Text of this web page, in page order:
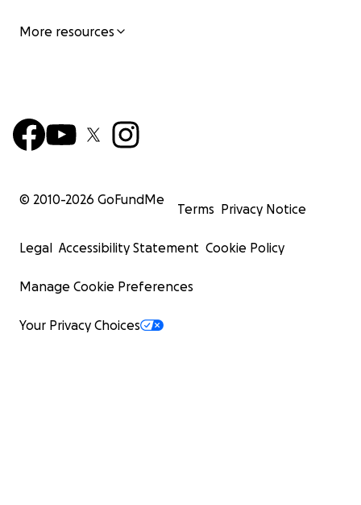
More resources
© 2010-2026 GoFundMe
Terms Privacy Notice
Legal Accessibility Statement Cookie Policy
Manage Cookie Preferences
Your Privacy Choices